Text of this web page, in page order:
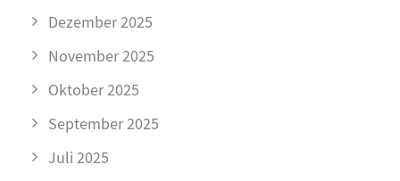
Dezember 2025
November 2025
Oktober 2025
September 2025
Juli 2025